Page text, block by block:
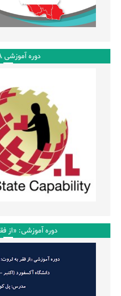
دوره آموزشی PDIA
دوره آموزشی: «از